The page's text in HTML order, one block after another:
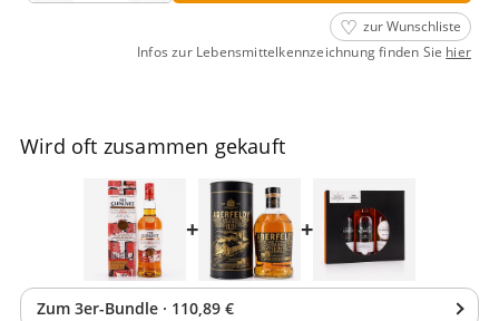
zur Wunschliste
Infos zur Lebensmittelkennzeichnung finden Sie hier
Wird oft zusammen gekauft
+ +
Zum 3er-Bundle · 110,89 €